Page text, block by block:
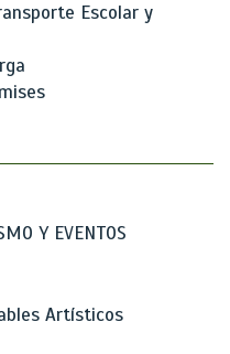
Escolar y
Y EVENTOS
Artísticos